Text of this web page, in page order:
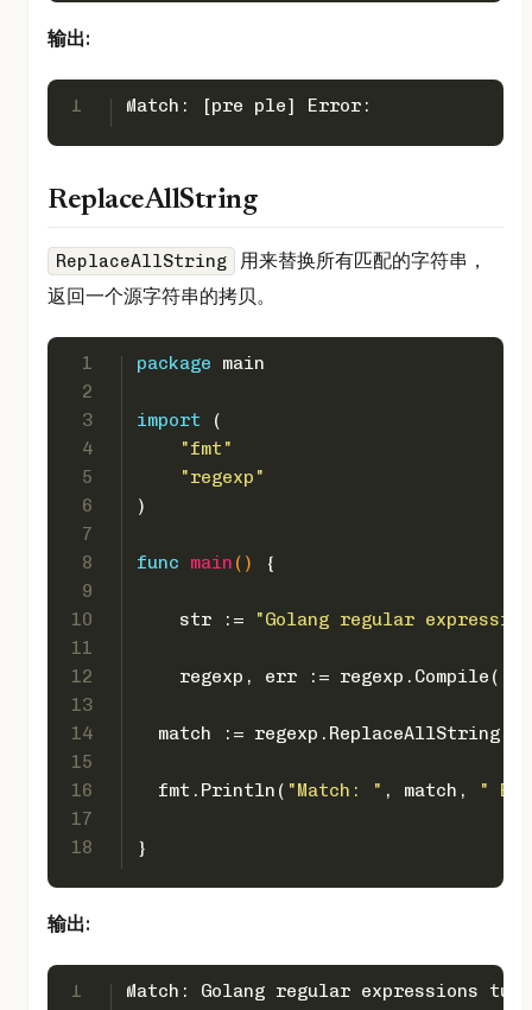
输出:
1 Match: [pre ple] Error:
ReplaceAllString
ReplaceAllString
用来替换所有匹配的字符串，
返回一个源字符串的拷贝。
1
2
3
4
5
6
7
8
9
10
11
12
13
14
15
16
17
18
package main
import (
"fmt"
"regexp"
)
func main () {
    str :=
"Golang regular
    regexp, err := regexp.Compile(
match :=
  fmt.Println(
"Match: " , match, "
}
输出:
1 Match: Golang regular expressions